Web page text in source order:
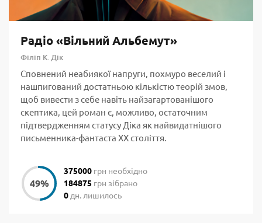
Радіо «Вільний Альбемут»
Філіп К. Дік
Сповнений неабиякої напруги, похмуро веселий і
нашпигований достатньою кількістю теорій змов,
щоб вивести з себе навіть найзагартованішого
скептика, цей роман є, можливо, остаточним
підтвердженням статусу Діка як найвидатнішого
письменника-фантаста ХХ століття.
375000 грн необхідно
184875 грн зібрано
0 дн. лишилось